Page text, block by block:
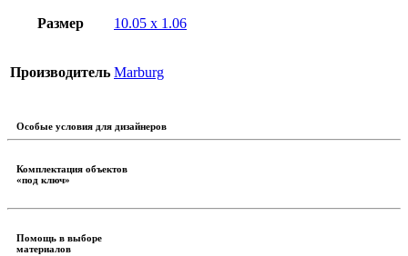
Размер 10.05 x 1.06
Производитель Marburg
Особые условия для дизайнеров
Комплектация объектов
«под ключ»
Помощь в выборе
материалов